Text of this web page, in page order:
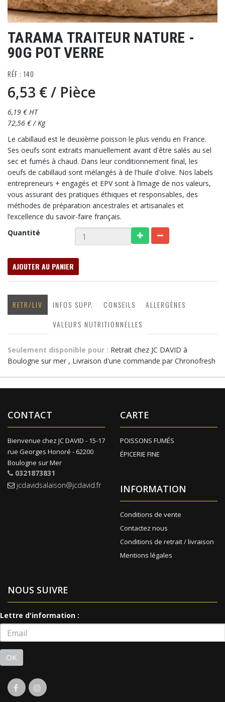
TARAMA TRAITEUR NATURE -
90G POT VERRE
RÉF : 140
6,53 €/ Pièce
6,19 € HT
72,56 € / Kg
Le cabillaud est le deuxième poisson le plus vendu en France.
Ses oeufs sont extraits manuellement avant d'être salés au sel
sec et fumés à chaud. Dans leur conditionnement final, les
oeufs de cabillaud sont mélangés à de l'huile d'olive. Nos labels
entrepreneurs + engagés et EPV sont à l’image de nos valeurs,
vous assurant des pratiques éthiques et responsables, des
méthodes de préparation ancestrales et artisanales et
l’excellence du savoir-faire français.
Quantité
AJOUTER AU PANIER
RETR/LIV INFOS SUPP. CONSEILS
ALLERGÈNES
VALEURS NUTRITIONNELLES
Seulement disponible pour : Retrait chez JC DAVID à
Boulogne sur mer , Livraison d'une commande par Chronofresh
CONTACT
Bienvenue chez JC DAVID - 15-17
rue Georges Honoré - 62200
Boulogne sur Mer
0321873831
jcdavidsalaison@jcdavid.fr
CARTE
POISSONS FUMÉS
ÉPICERIE FINE
INFORMATION
Conditions de vente
Contactez nous
Conditions de retrait / livraison
Mentions légales
NOUS SUIVRE
Lettre d'information :
OK